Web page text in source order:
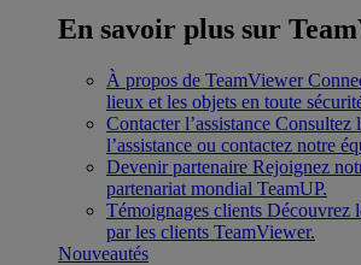
En savoir plus sur
À propos de TeamViewer
lieux et les objets en toute
Contacter l’assistance Consultez
l’assistance ou contactez notre
Devenir partenaire Rejoignez
partenariat mondial TeamUP.
Témoignages clients Découvrez
par les clients TeamViewer.
Nouveautés